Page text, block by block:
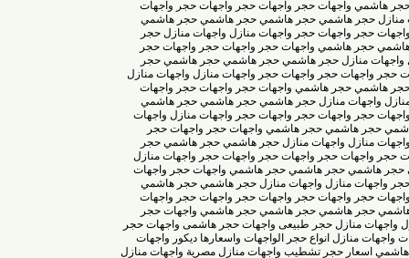
واجهات حجر واجهات حجر واجهات حجر واجهات
حجر هاشمي حجر هاشمي حجر هاشمي حجر هاشمي
حجر واجهات حجر واجهات منازل واجهات منازل حجر
حجر هاشمي واجهات حجر واجهات حجر واجهات حجر
منازل حجر هاشمي حجر هاشمي حجر هاشمي حجر
واجهات حجر واجهات حجر واجهات منازل واجهات منازل
حجر هاشمي واجهات حجر واجهات حجر واجهات
واجهات منازل حجر هاشمي حجر هاشمي حجر هاشمي
حجر واجهات حجر واجهات حجر واجهات منازل واجهات
حجر هاشمي حجر هاشمي واجهات حجر واجهات حجر
منازل واجهات منازل حجر هاشمي حجر هاشمي حجر
واجهات حجر واجهات حجر واجهات حجر واجهات منازل
حجر هاشمي حجر هاشمي واجهات حجر واجهات
منازل واجهات منازل حجر هاشمي حجر هاشمي
حجر واجهات حجر واجهات حجر واجهات حجر واجهات
حجر هاشمي حجر هاشمي حجر هاشمي واجهات حجر
منازل حجر طبيعى واجهات حجر هاشمى واجهات حجر
منازل انواع حجر الواجهات واسعارها ديكور واجهات
اسعار حجر تشطيب واجهات منازل مصرية واجهات منازل